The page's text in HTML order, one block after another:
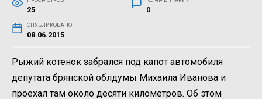
25 0
ОПУБЛИКОВАНО
08.06.2015
Рыжий котенок забрался под капот автомобиля
депутата брянской облдумы Михаила Иванова и
проехал там около десяти километров. Об этом